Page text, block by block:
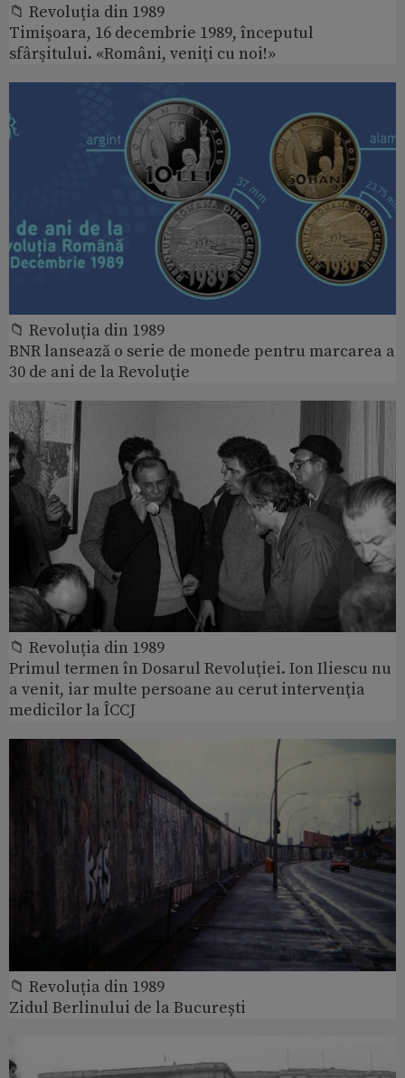
📁 Revoluția din 1989
Timişoara, 16 decembrie 1989, începutul
sfârşitului. «Români, veniţi cu noi!»
📁 Revoluția din 1989
BNR lansează o serie de monede pentru marcarea a
30 de ani de la Revoluţie
📁 Revoluția din 1989
Primul termen în Dosarul Revoluţiei. Ion Iliescu nu
a venit, iar multe persoane au cerut intervenţia
medicilor la ÎCCJ
📁 Revoluția din 1989
Zidul Berlinului de la București